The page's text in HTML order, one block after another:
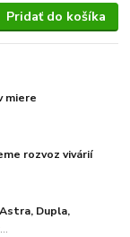
Pridať do košíka
miere
rozvoz vivárií
Dupla,